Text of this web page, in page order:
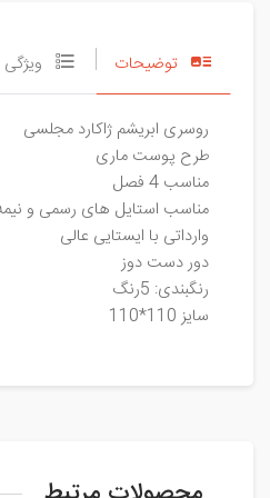
توضیحات
روسری ابریشم ژاکارد مجلسی
طرح پوست ماری
مناسب 4 فصل
مناسب استایل های رسمی و
وارداتی با ایستایی عالی
دور دست دوز
رنگبندی: 5رنگ
سایز 110*110